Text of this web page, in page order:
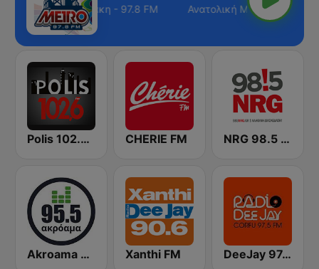
και Θράκη - 97.8 FM
Polis 102.6 FM CHERIE FM NRG 98.5 FM
Akroama 95.5 Greek Music Xanthi FM DeeJay 97.5 Greece Corfu